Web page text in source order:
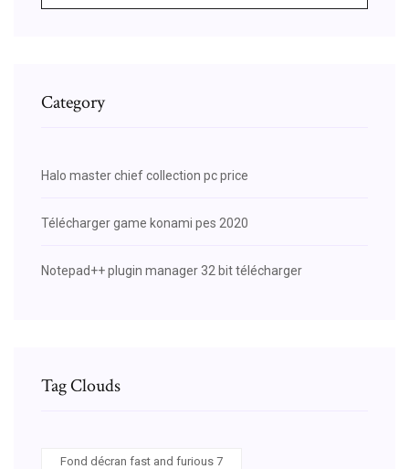
Category
Halo master chief collection pc price
Télécharger game konami pes 2020
Notepad++ plugin manager 32 bit télécharger
Tag Clouds
Fond décran fast and furious 7